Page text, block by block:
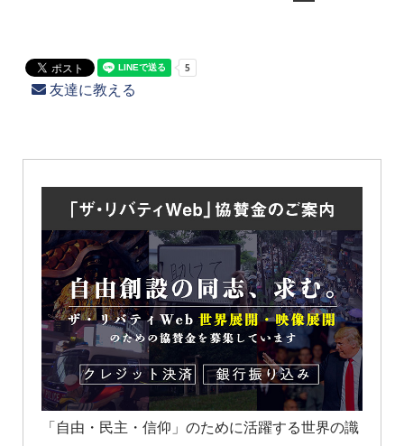
友達に教える
「自由・民主・信仰」のために活躍する世界の識